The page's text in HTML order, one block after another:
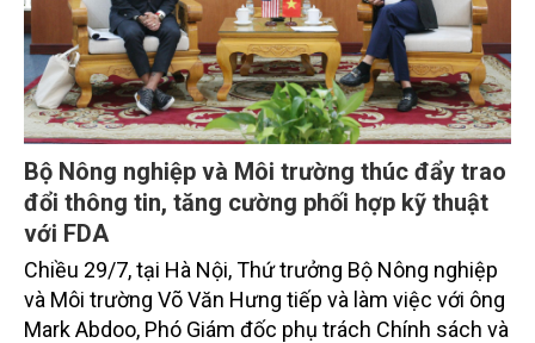
Bộ Nông nghiệp và Môi trường thúc đẩy trao
đổi thông tin, tăng cường phối hợp kỹ thuật
với FDA
Chiều 29/7, tại Hà Nội, Thứ trưởng Bộ Nông nghiệp
và Môi trường Võ Văn Hưng tiếp và làm việc với ông
Mark Abdoo, Phó Giám đốc phụ trách Chính sách và